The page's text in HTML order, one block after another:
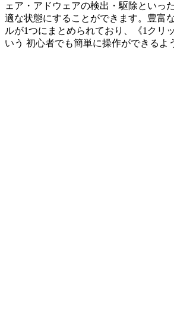
ェア・アドウェアの検出・駆除といっ
適な状態にすることができます。豊富
ルが1つにまとめられており、《1クリ
いう 初心者でも簡単に操作ができるよ